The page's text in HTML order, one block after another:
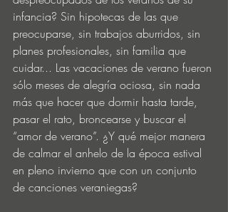
infancia? Sin hipotecas de las que
preocuparse, sin trabajos aburridos, sin
planes profesionales, sin familia que
cuidar... Las vacaciones de verano fueron
sólo meses de alegría ociosa, sin nada
más que hacer que dormir hasta tarde,
pasar el rato, broncearse y buscar el
“amor de verano”. ¿Y qué mejor manera
de calmar el anhelo de la época estival
en pleno invierno que con un conjunto
de canciones veraniegas?